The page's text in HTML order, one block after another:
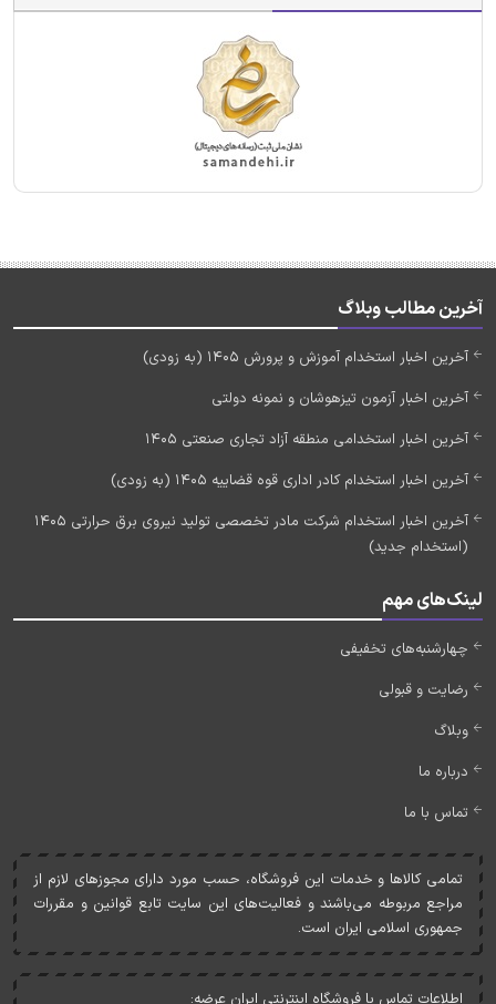
آخرین مطالب وبلاگ
آخرین اخبار استخدام آموزش و پرورش 1405 (به زودی)
آخرین اخبار آزمون تیزهوشان و نمونه دولتی
آخرین اخبار استخدامی منطقه آزاد تجاری صنعتی 1405
آخرین اخبار استخدام کادر اداری قوه قضاییه 1405 (به زودی)
آخرین اخبار استخدام شرکت مادر تخصصی تولید نیروی برق حرارتی 1405
(استخدام جدید)
لینک‌های مهم
چهارشنبه‌های تخفیفی
رضایت و قبولی
وبلاگ
درباره ما
تماس با ما
تمامی کالاها و خدمات اين فروشگاه، حسب مورد دارای مجوزهای لازم از
مراجع مربوطه می‌باشند و فعاليت‌های اين سايت تابع قوانين و مقررات
جمهوری اسلامی ايران است.